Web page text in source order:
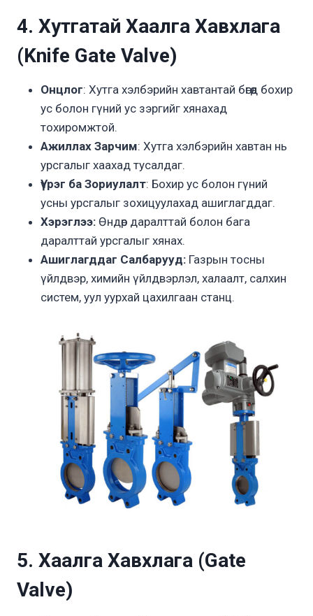
4. Хутгатай Хаалга Хавхлага
(Knife Gate Valve)
Онцлог: Хутга хэлбэрийн хавтантай бөгөөд бохир
ус болон гүний ус зэргийг хянахад
тохиромжтой.
Ажиллах Зарчим: Хутга хэлбэрийн хавтан нь
урсгалыг хаахад тусалдаг.
Үүрэг ба Зориулалт: Бохир ус болон гүний
усны урсгалыг зохицуулахад ашиглагддаг.
Хэрэглээ: Өндөр даралттай болон бага
даралттай урсгалыг хянах.
Ашиглагддаг Салбарууд: Газрын тосны
үйлдвэр, химийн үйлдвэрлэл, халаалт, салхин
систем, уул уурхай цахилгаан станц.
5. Хаалга Хавхлага (Gate
Valve)